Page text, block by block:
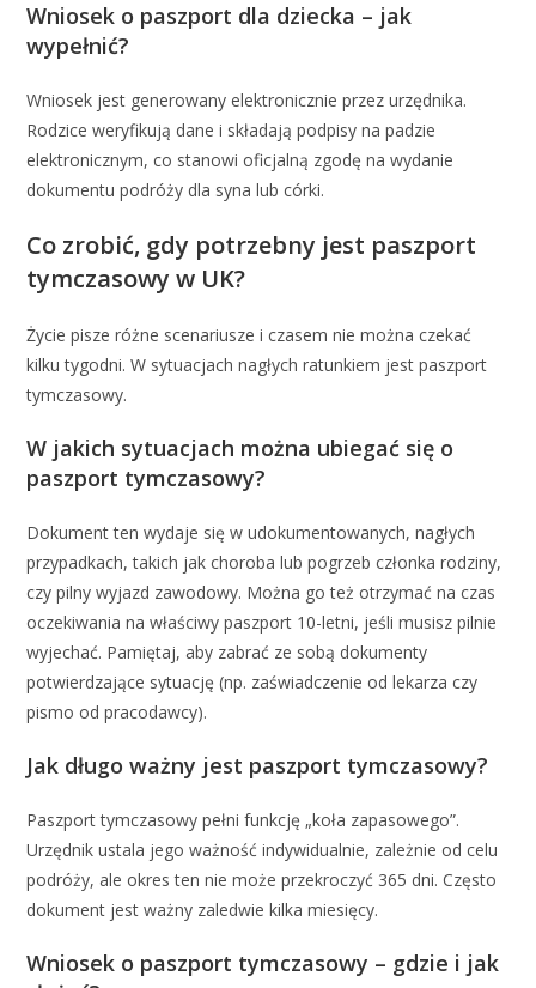
Wniosek o paszport dla dziecka – jak
wypełnić?
Wniosek jest generowany elektronicznie przez urzędnika.
Rodzice weryfikują dane i składają podpisy na padzie
elektronicznym, co stanowi oficjalną zgodę na wydanie
dokumentu podróży dla syna lub córki.
Co zrobić, gdy potrzebny jest paszport
tymczasowy w UK?
Życie pisze różne scenariusze i czasem nie można czekać
kilku tygodni. W sytuacjach nagłych ratunkiem jest paszport
tymczasowy.
W jakich sytuacjach można ubiegać się o
paszport tymczasowy?
Dokument ten wydaje się w udokumentowanych, nagłych
przypadkach, takich jak choroba lub pogrzeb członka rodziny,
czy pilny wyjazd zawodowy. Można go też otrzymać na czas
oczekiwania na właściwy paszport 10-letni, jeśli musisz pilnie
wyjechać. Pamiętaj, aby zabrać ze sobą dokumenty
potwierdzające sytuację (np. zaświadczenie od lekarza czy
pismo od pracodawcy).
Jak długo ważny jest paszport tymczasowy?
Paszport tymczasowy pełni funkcję „koła zapasowego”.
Urzędnik ustala jego ważność indywidualnie, zależnie od celu
podróży, ale okres ten nie może przekroczyć 365 dni. Często
dokument jest ważny zaledwie kilka miesięcy.
Wniosek o paszport tymczasowy – gdzie i jak